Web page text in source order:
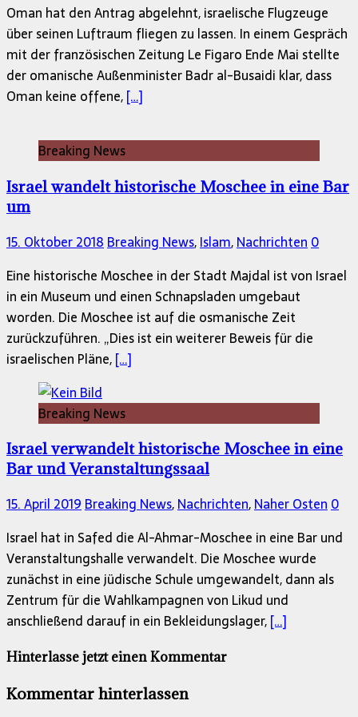
Oman hat den Antrag abgelehnt, israelische Flugzeuge
über seinen Luftraum fliegen zu lassen. In einem Gespräch
mit der französischen Zeitung Le Figaro Ende Mai stellte
der omanische Außenminister Badr al-Busaidi klar, dass
Oman keine offene,[…]
Breaking News
Israel wandelt historische Moschee in eine Bar
um
15. Oktober 2018 Breaking News,Islam,Nachrichten 0
Eine historische Moschee in der Stadt Majdal ist von Israel
in ein Museum und einen Schnapsladen umgebaut
worden. Die Moschee ist auf die osmanische Zeit
zurückzuführen. „Dies ist ein weiterer Beweis für die
israelischen Pläne,[…]
Breaking News
Israel verwandelt historische Moschee in eine
Bar und Veranstaltungssaal
15. April 2019 Breaking News,Nachrichten,Naher Osten 0
Israel hat in Safed die Al-Ahmar-Moschee in eine Bar und
Veranstaltungshalle verwandelt. Die Moschee wurde
zunächst in eine jüdische Schule umgewandelt, dann als
Zentrum für die Wahlkampagnen von Likud und
anschließend darauf in ein Bekleidungslager,[…]
Hinterlasse jetzt einen Kommentar
Kommentar hinterlassen